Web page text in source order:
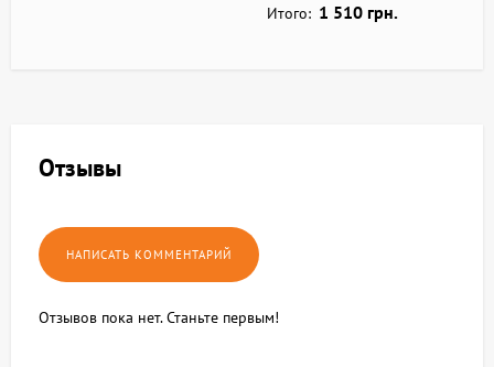
Итого: 1 510 грн.
Отзывы
Отзывов пока нет. Станьте первым!